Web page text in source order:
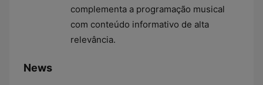
complementa a programação musical
com conteúdo informativo de alta
relevância.
News